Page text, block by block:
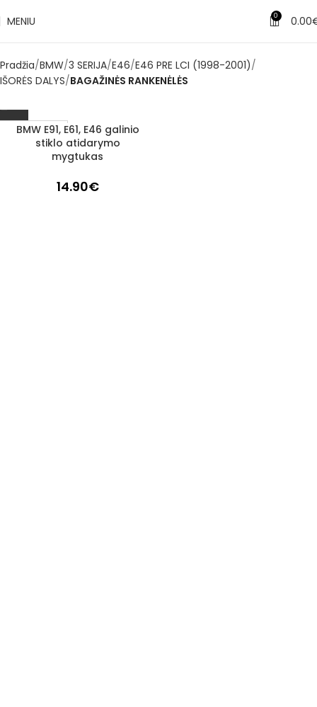
MENIU 0 0.00
Pradžia BMW 3 SERIJA E46 E46 PRE LCI (1998-2001)
IŠORĖS DALYS BAGAŽINĖS RANKENĖLĖS
1–3 d. d.
BMW E91, E61, E46 galinio
stiklo atidarymo
mygtukas
14.90€